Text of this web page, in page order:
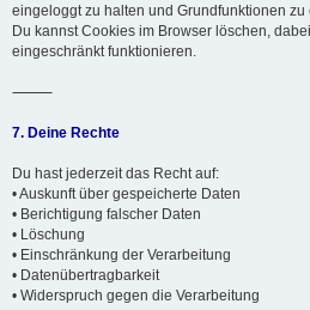
eingeloggt zu halten und Grundfunktionen zu
Du kannst Cookies im Browser löschen,
eingeschränkt funktionieren.
⸻
7. Deine Rechte
Du hast jederzeit das Recht auf:
• Auskunft über gespeicherte Daten
• Berichtigung falscher Daten
• Löschung
• Einschränkung der Verarbeitung
• Datenübertragbarkeit
• Widerspruch gegen die Verarbeitung